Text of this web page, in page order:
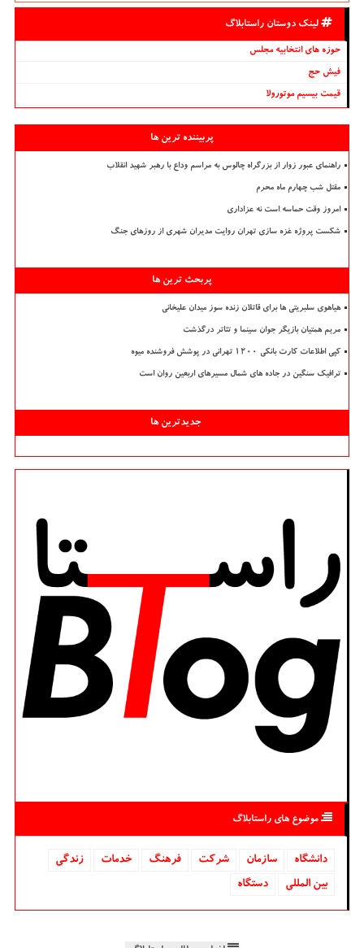
لینک دوستان راستابلاگ
حوزه های انتخابیه مجلس
فیش حج
قیمت بیسیم موتورولا
پربیننده ترین ها
راهنمای عبور زوار از بزرگراه چالوس به مراسم وداع با رهبر شهید انقلاب
مقتل شب چهارم ماه محرم
امروز وقت حماسه است نه عزاداری
شکست پروژه غزه سازی تهران روایت مدیران شهری از روزهای جنگ
پربحث ترین ها
هیاهوی سلبریتی ها برای قاتلان زنده سوز میدان علیخانی
مریم همتیان بازیگر جوان سینما و تئاتر درگذشت
کپی اطلاعات کارت بانکی ۱۲۰۰ تهرانی در پوشش فروشنده میوه
ترافیک سنگین در جاده های شمال مسیرهای اربعین روان است
جدیدترین ها
موضوع های راستابلاگ
دانشگاه‌ سازمان شركت فرهنگ خدمات
زندگی
بین المللی
دستگاه